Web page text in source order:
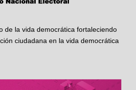
de la vida democrática fortaleciendo
ciudadana en la vida democrática